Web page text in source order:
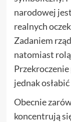
narodowej
realnych
Zadaniem
natomiast
jednak
Obecnie
koncentrują